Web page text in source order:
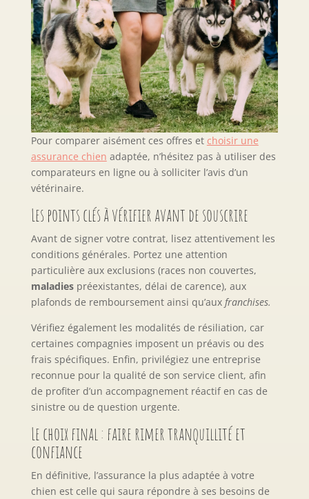
Pour comparer aisément ces offres et choisir une
assurance chien adaptée, n’hésitez pas à utiliser des
comparateurs en ligne ou à solliciter l’avis d’un
vétérinaire.
Les points clés à vérifier avant de souscrire
Avant de signer votre contrat, lisez attentivement les
conditions générales. Portez une attention
particulière aux exclusions (races non couvertes,
maladiespréexistantes, délai de carence), aux
plafonds de remboursement ainsi qu’aux franchises.
Vérifiez également les modalités de résiliation, car
certaines compagnies imposent un préavis ou des
frais spécifiques. Enfin, privilégiez une entreprise
reconnue pour la qualité de son service client, afin
de profiter d’un accompagnement réactif en cas de
sinistre ou de question urgente.
Le choix final : faire rimer tranquillité et
confiance
En définitive, l’assurance la plus adaptée à votre
chien est celle qui saura répondre à ses besoins de